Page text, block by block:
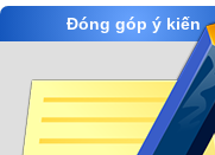
Đóng góp ý kiến